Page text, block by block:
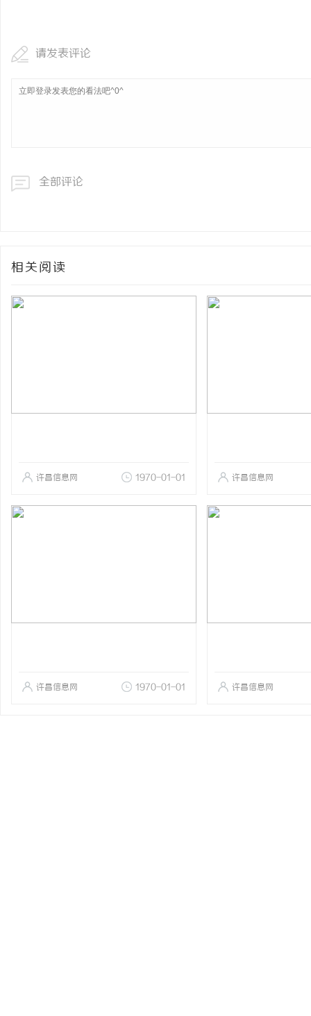
请发表评论
全部评论
相关阅读
许昌信息网 1970-01-01 许昌信息网
许昌信息网 1970-01-01 许昌信息网